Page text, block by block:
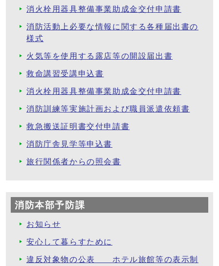
消火栓用器具整備事業助成金交付申請書
消防活動上必要な情報に関する各種届出書の
様式
火気等を使用する露店等の開設届出書
救命講習受講申込書
消火栓用器具整備事業助成金交付申請書
消防訓練等実施計画および職員派遣依頼書
救急搬送証明書交付申請書
消防庁舎見学等申込書
旅行関係者からの照会書
消防本部予防課
お知らせ
安心して暮らすために
違反対象物の公表 ホテル旅館等の表示制